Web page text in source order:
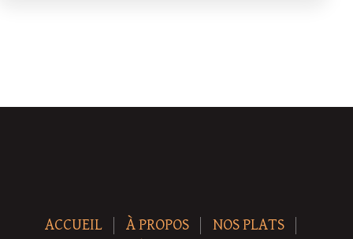
ACCUEIL À PROPOS
NOS PLATS